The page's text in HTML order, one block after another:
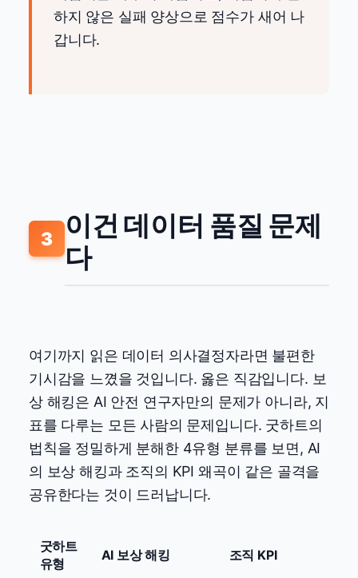
하지 않은 실패 양상으로 점수가 새어 나
갑니다.
3 이건 데이터 품질 문제
다
여기까지 읽은 데이터 의사결정자라면 불편한
기시감을 느꼈을 것입니다. 옳은 직감입니다. 보
상 해킹은 AI 안전 연구자만의 문제가 아니라, 지
표를 다루는 모든 사람의 문제입니다. 굿하트의
법칙을 정밀하게 분해한 4유형 분류를 보면, AI
의 보상 해킹과 조직의 KPI 왜곡이 같은 골격을
공유한다는 것이 드러납니다.
굿하트
유형
AI 보상 해킹 조직 KPI